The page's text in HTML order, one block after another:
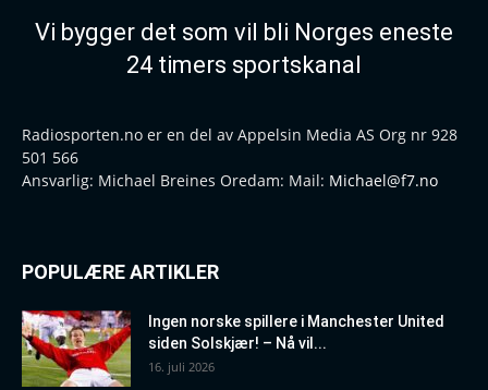
Vi bygger det som vil bli Norges eneste
24 timers sportskanal
Radiosporten.no er en del av Appelsin Media AS Org nr 928
501 566
Ansvarlig: Michael Breines Oredam: Mail: Michael@f7.no
POPULÆRE ARTIKLER
Ingen norske spillere i Manchester United
siden Solskjær! – Nå vil...
16. juli 2026